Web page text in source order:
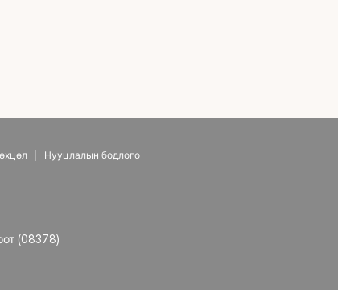
Нууцлалын бодлого
(08378)